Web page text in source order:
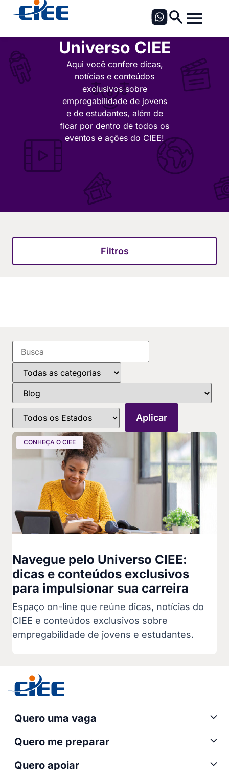
Universo CIEE
Aqui você confere dicas,
notícias e conteúdos
exclusivos sobre
empregabilidade de jovens
e de estudantes, além de
ficar por dentro de todos os
eventos e ações do CIEE!
Filtros
CONHEÇA O CIEE
Navegue pelo Universo CIEE:
dicas e conteúdos exclusivos
para impulsionar sua carreira
Espaço on-line que reúne dicas, notícias do
CIEE e conteúdos exclusivos sobre
empregabilidade de jovens e estudantes.
Quero uma vaga
Quero me preparar
Quero apoiar